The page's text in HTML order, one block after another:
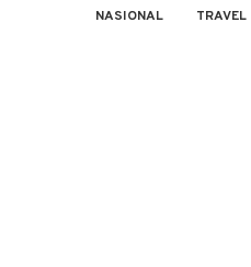
NASIONAL TRAVEL